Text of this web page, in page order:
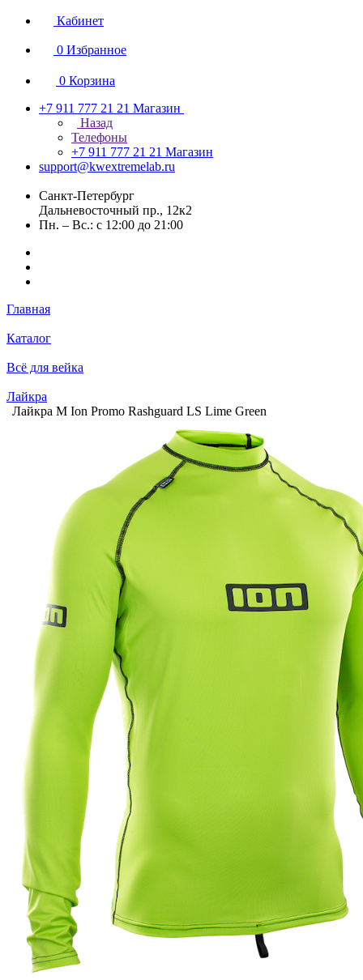
Кабинет
0 Избранное
0 Корзина
+7 911 777 21 21 Магазин
Назад
Телефоны
+7 911 777 21 21 Магазин
support@kwextremelab.ru
Санкт-Петербург
Дальневосточный пр., 12к2
Пн. – Вс.: с 12:00 до 21:00
Главная
Каталог
Всё для вейка
Лайкра
Лайкра М Ion Promo Rashguard LS Lime Green